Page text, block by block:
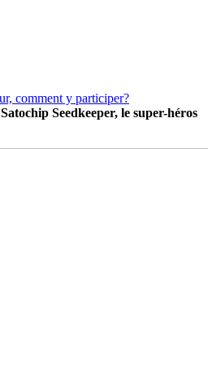
Satochip Seedkeeper, le super-héros